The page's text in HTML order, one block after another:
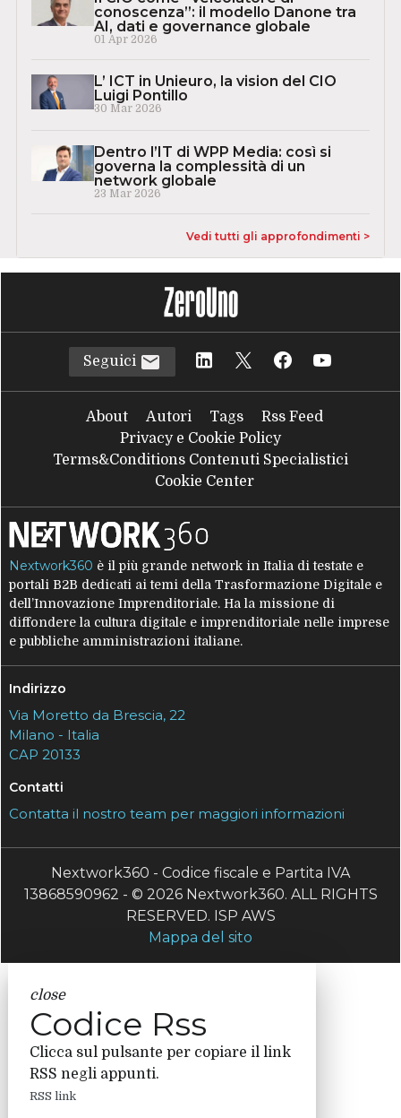
conoscenza”: il modello Danone tra
AI, dati e governance globale
01 Apr 2026
L’ ICT in Unieuro, la vision del CIO
Luigi Pontillo
30 Mar 2026
Dentro l’IT di WPP Media: così si
governa la complessità di un
network globale
23 Mar 2026
Vedi tutti gli approfondimenti >
Seguici
About Autori Tags
Rss Feed
Privacy e Cookie Policy
Terms&Conditions Contenuti Specialistici
Cookie Center
Nextwork360 è il più grande network in Italia di testate e
portali B2B dedicati ai temi della Trasformazione Digitale e
dell’Innovazione Imprenditoriale. Ha la missione di
diffondere la cultura digitale e imprenditoriale nelle imprese
e pubbliche amministrazioni italiane.
Indirizzo
Via Moretto da Brescia, 22
Milano - Italia
CAP 20133
Contatti
Contatta il nostro team per maggiori informazioni
Nextwork360 - Codice fiscale e Partita IVA
13868590962 - © 2026 Nextwork360. ALL RIGHTS
RESERVED. ISP AWS
Mappa del sito
close
Codice Rss
Clicca sul pulsante per copiare il link
RSS negli appunti.
RSS link